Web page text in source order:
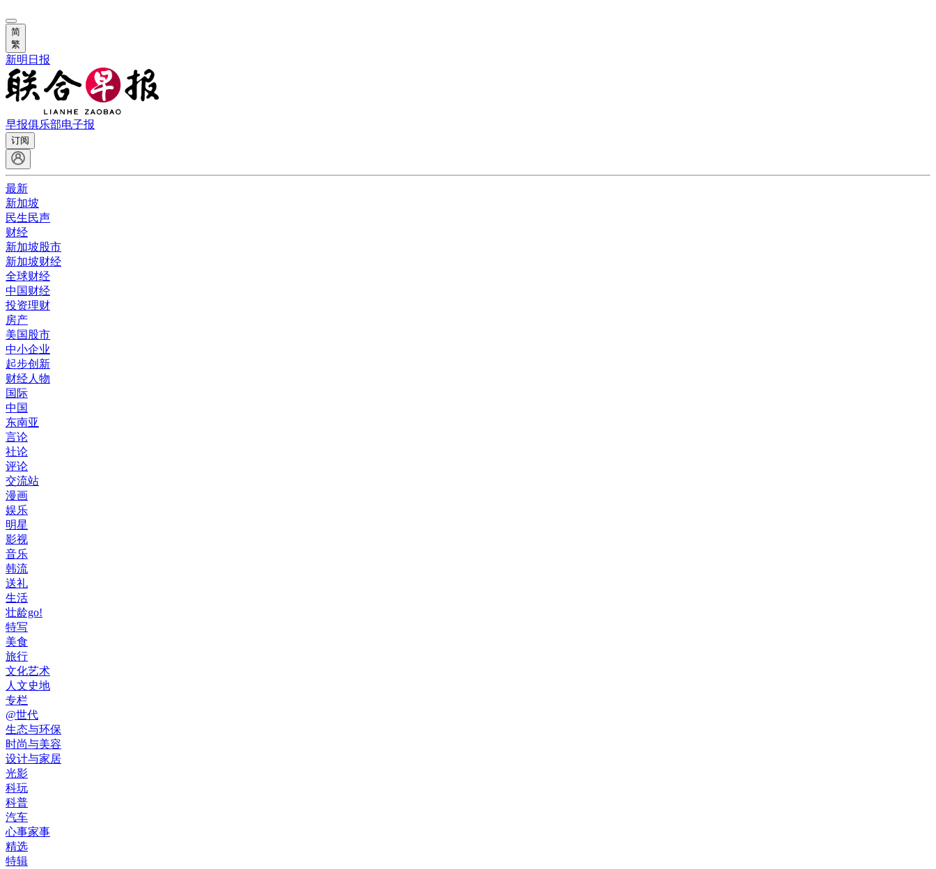
简
繁
新明日报
早报俱乐部电子报
订阅
最新
新加坡
民生民声
财经
新加坡股市
新加坡财经
全球财经
中国财经
投资理财
房产
美国股市
中小企业
起步创新
财经人物
国际
中国
东南亚
言论
社论
评论
交流站
漫画
娱乐
明星
影视
音乐
韩流
送礼
生活
壮龄go!
特写
美食
旅行
文化艺术
人文史地
专栏
@世代
生态与环保
时尚与美容
设计与家居
光影
科玩
科普
汽车
心事家事
精选
特辑